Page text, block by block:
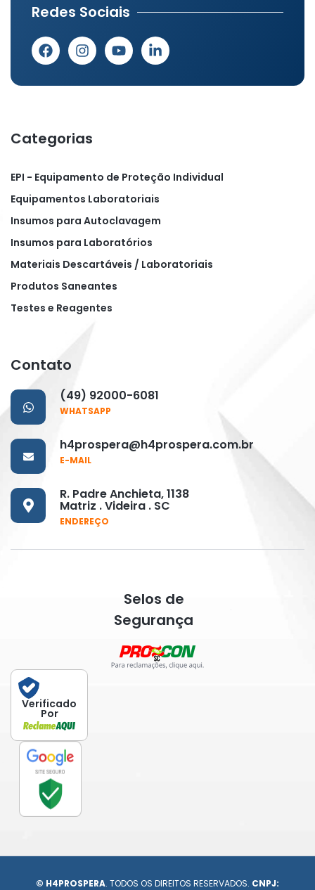
Redes Sociais
Categorias
EPI - Equipamento de Proteção Individual
Equipamentos Laboratoriais
Insumos para Autoclavagem
Insumos para Laboratórios
Materiais Descartáveis / Laboratoriais
Produtos Saneantes
Testes e Reagentes
Contato
(49) 92000-6081
WHATSAPP
h4prospera@h4prospera.com.br
E-MAIL
R. Padre Anchieta, 1138
Matriz . Videira . SC
ENDEREÇO
Selos de
Segurança
Verificado
Por
© H4PROSPERA. TODOS OS DIREITOS RESERVADOS. CNPJ: